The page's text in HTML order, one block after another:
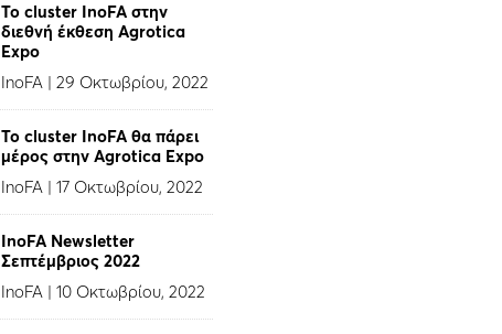
Το cluster InoFA στην
διεθνή έκθεση Agrotica
Expo
InoFA |29 Οκτωβρίου, 2022
Το cluster InoFA θα πάρει
μέρος στην Agrotica Expo
InoFA |17 Οκτωβρίου, 2022
InoFA Newsletter
Σεπτέμβριος 2022
InoFA |10 Οκτωβρίου, 2022